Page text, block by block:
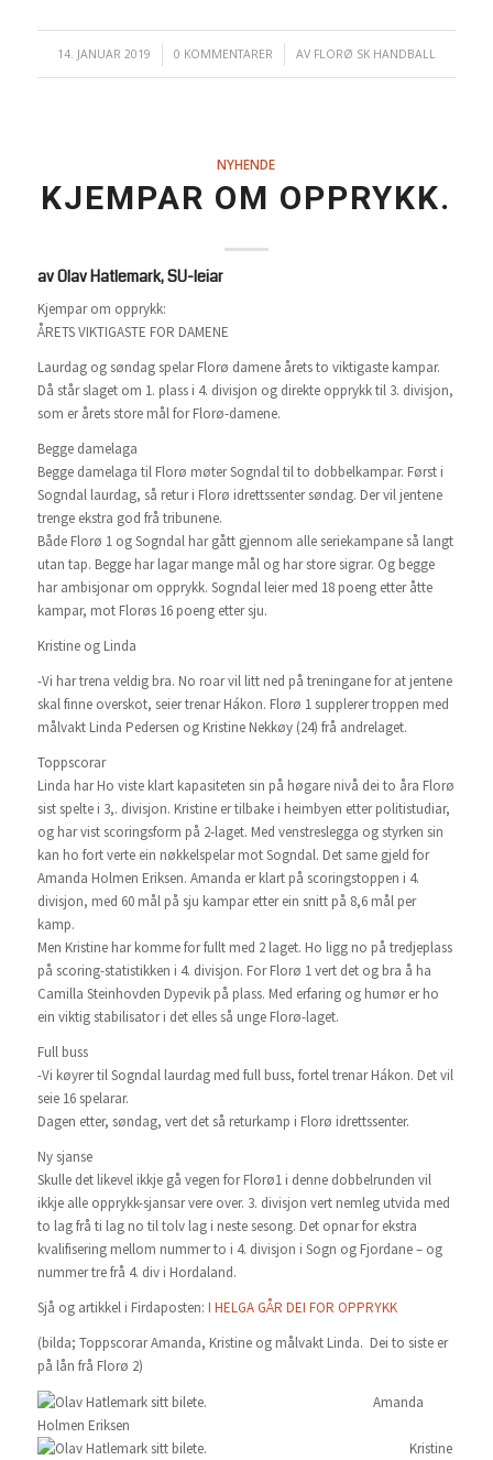
14. JANUAR 2019
/ 0 KOMMENTARER
/ AV FLORØ SK HANDBALL
NYHENDE
KJEMPAR OM OPPRYKK.
av Olav Hatlemark, SU-leiar
Kjempar om opprykk:
ÅRETS VIKTIGASTE FOR DAMENE
Laurdag og søndag spelar Florø damene årets to viktigaste kampar.
Då står slaget om 1. plass i 4. divisjon og direkte opprykk til 3. divisjon,
som er årets store mål for Florø-damene.
Begge damelaga
Begge damelaga til Florø møter Sogndal til to dobbelkampar. Først i
Sogndal laurdag, så retur i Florø idrettssenter søndag. Der vil jentene
trenge ekstra god frå tribunene.
Både Florø 1 og Sogndal har gått gjennom alle seriekampane så langt
utan tap. Begge har lagar mange mål og har store sigrar. Og begge
har ambisjonar om opprykk. Sogndal leier med 18 poeng etter åtte
kampar, mot Florøs 16 poeng etter sju.
Kristine og Linda
-Vi har trena veldig bra. No roar vil litt ned på treningane for at jentene
skal finne overskot, seier trenar Hákon. Florø 1 supplerer troppen med
målvakt Linda Pedersen og Kristine Nekkøy (24) frå andrelaget.
Toppscorar
Linda har Ho viste klart kapasiteten sin på høgare nivå dei to åra Florø
sist spelte i 3,. divisjon. Kristine er tilbake i heimbyen etter politistudiar,
og har vist scoringsform på 2-laget. Med venstreslegga og styrken sin
kan ho fort verte ein nøkkelspelar mot Sogndal. Det same gjeld for
Amanda Holmen Eriksen. Amanda er klart på scoringstoppen i 4.
divisjon, med 60 mål på sju kampar etter ein snitt på 8,6 mål per
kamp.
Men Kristine har komme for fullt med 2 laget. Ho ligg no på tredjeplass
på scoring-statistikken i 4. divisjon. For Florø 1 vert det og bra å ha
Camilla Steinhovden Dypevik på plass. Med erfaring og humør er ho
ein viktig stabilisator i det elles så unge Florø-laget.
Full buss
-Vi køyrer til Sogndal laurdag med full buss, fortel trenar Hákon. Det vil
seie 16 spelarar.
Dagen etter, søndag, vert det så returkamp i Florø idrettssenter.
Ny sjanse
Skulle det likevel ikkje gå vegen for Florø1 i denne dobbelrunden vil
ikkje alle opprykk-sjansar vere over. 3. divisjon vert nemleg utvida med
to lag frå ti lag no til tolv lag i neste sesong. Det opnar for ekstra
kvalifisering mellom nummer to i 4. divisjon i Sogn og Fjordane – og
nummer tre frå 4. div i Hordaland.
Sjå og artikkel i Firdaposten: I HELGA GÅR DEI FOR OPPRYKK
(bilda; Toppscorar Amanda, Kristine og målvakt Linda. Dei to siste er
på lån frå Florø 2)
Amanda
Holmen Eriksen
Kristine